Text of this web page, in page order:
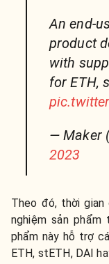
An end-
product
with
for ETH,
— Maker
2023
Theo đó, thời
nghiệm sản phẩm
phẩm này hỗ trợ
ETH, stETH, DAI